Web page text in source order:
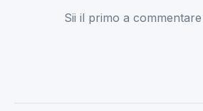
Sii il primo a